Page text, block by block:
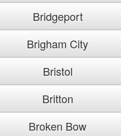
Bridgeport
Brigham City
Bristol
Britton
Broken Bow